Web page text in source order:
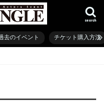
search
去のイベント チケット購入方法